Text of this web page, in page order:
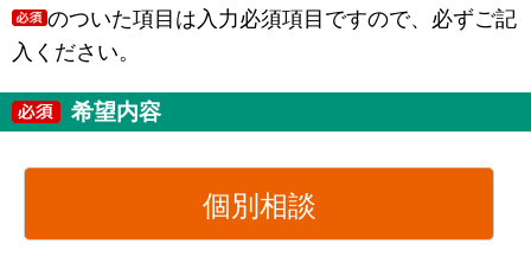
のついた項目は入力必須項目ですので、必ずご記
入ください。
希望内容
個別相談